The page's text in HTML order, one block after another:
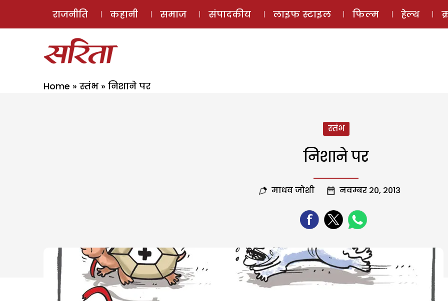
ई-मैगज़ीन
राजनीति कहानी समाज संपादकीय लाइफ स्टाइल फिल्म हेल्थ
Home » स्तंभ » निशाने पर
स्तंभ
निशाने पर
माधव जोशी नवम्बर 20, 2013